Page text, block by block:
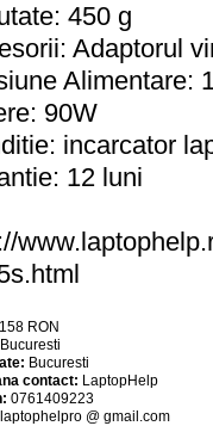
450 g
Adaptorul
Alimentare:
90W
incarcator
12 luni
158 RON
Bucuresti
Bucuresti
contact: LaptopHelp
0761409223
laptophelpro @ gmail.com